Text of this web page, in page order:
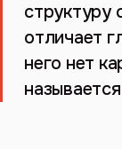
структуру
отличает
него нет